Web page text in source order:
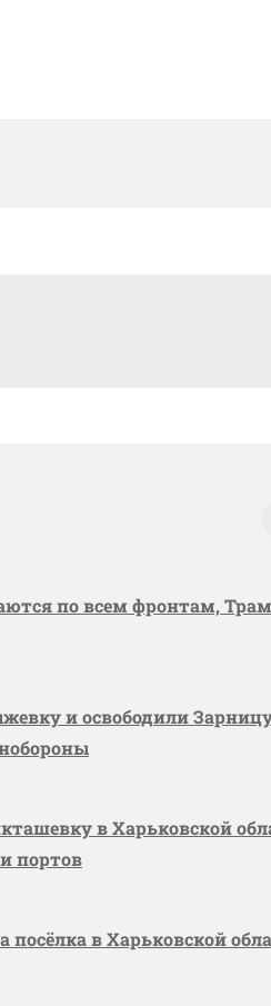
по всем фронтам,
и освободили
в Харьковской
портов
посёлка в Харьковской